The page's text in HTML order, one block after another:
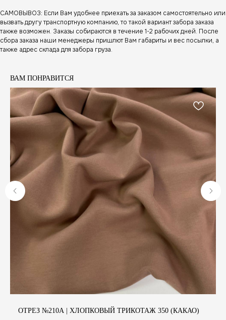
САМОВЫВОЗ: Если Вам удобнее приехать за заказом самостоятельно или
вызвать другу транспортную компанию, то такой вариант забора заказа
также возможен. Заказы собираются в течение 1-2 рабочих дней. После
сбора заказа наши менеджеры пришлют Вам габариты и вес посылки, а
также адрес склада для забора груза.
ВАМ ПОНРАВИТСЯ
ОТРЕЗ №210А | ХЛОПКОВЫЙ ТРИКОТАЖ 350 (КАКАО)